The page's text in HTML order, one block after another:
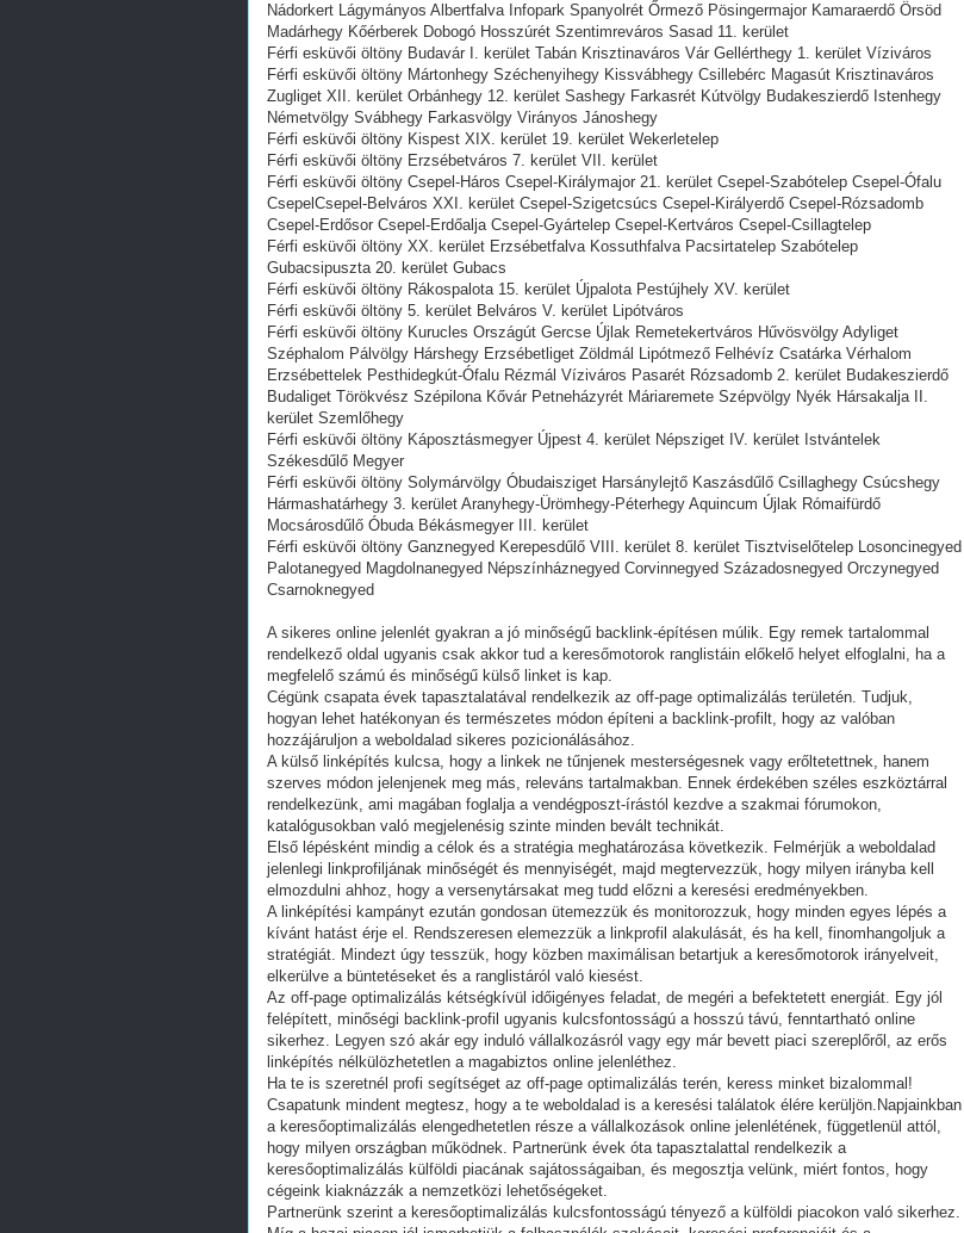
Nádorkert Lágymányos Albertfalva Infopark Spanyolrét Őrmező Pösingermajor Kamaraerdő Örsöd
Madárhegy Kőérberek Dobogó Hosszúrét Szentimreváros Sasad 11. kerület
Férfi esküvői öltöny Budavár I. kerület Tabán Krisztinaváros Vár Gellérthegy 1. kerület Víziváros
Férfi esküvői öltöny Mártonhegy Széchenyihegy Kissvábhegy Csillebérc Magasút Krisztinaváros
Zugliget XII. kerület Orbánhegy 12. kerület Sashegy Farkasrét Kútvölgy Budakeszierdő Istenhegy
Németvölgy Svábhegy Farkasvölgy Virányos Jánoshegy
Férfi esküvői öltöny Kispest XIX. kerület 19. kerület Wekerletelep
Férfi esküvői öltöny Erzsébetváros 7. kerület VII. kerület
Férfi esküvői öltöny Csepel-Háros Csepel-Királymajor 21. kerület Csepel-Szabótelep Csepel-Ófalu
CsepelCsepel-Belváros XXI. kerület Csepel-Szigetcsúcs Csepel-Királyerdő Csepel-Rózsadomb
Csepel-Erdősor Csepel-Erdőalja Csepel-Gyártelep Csepel-Kertváros Csepel-Csillagtelep
Férfi esküvői öltöny XX. kerület Erzsébetfalva Kossuthfalva Pacsirtatelep Szabótelep
Gubacsipuszta 20. kerület Gubacs
Férfi esküvői öltöny Rákospalota 15. kerület Újpalota Pestújhely XV. kerület
Férfi esküvői öltöny 5. kerület Belváros V. kerület Lipótváros
Férfi esküvői öltöny Kurucles Országút Gercse Újlak Remetekertváros Hűvösvölgy Adyliget
Széphalom Pálvölgy Hárshegy Erzsébetliget Zöldmál Lipótmező Felhévíz Csatárka Vérhalom
Erzsébettelek Pesthidegkút-Ófalu Rézmál Víziváros Pasarét Rózsadomb 2. kerület Budakeszierdő
Budaliget Törökvész Szépilona Kővár Petneházyrét Máriaremete Szépvölgy Nyék Hársakalja II.
kerület Szemlőhegy
Férfi esküvői öltöny Káposztásmegyer Újpest 4. kerület Népsziget IV. kerület Istvántelek
Székesdűlő Megyer
Férfi esküvői öltöny Solymárvölgy Óbudaisziget Harsánylejtő Kaszásdűlő Csillaghegy Csúcshegy
Hármashatárhegy 3. kerület Aranyhegy-Ürömhegy-Péterhegy Aquincum Újlak Rómaifürdő
Mocsárosdűlő Óbuda Békásmegyer III. kerület
Férfi esküvői öltöny Ganznegyed Kerepesdűlő VIII. kerület 8. kerület Tisztviselőtelep Losoncinegyed
Palotanegyed Magdolnanegyed Népszínháznegyed Corvinnegyed Századosnegyed Orczynegyed
Csarnoknegyed
A sikeres online jelenlét gyakran a jó minőségű backlink-építésen múlik. Egy remek tartalommal
rendelkező oldal ugyanis csak akkor tud a keresőmotorok ranglistáin előkelő helyet elfoglalni, ha a
megfelelő számú és minőségű külső linket is kap.
Cégünk csapata évek tapasztalatával rendelkezik az off-page optimalizálás területén. Tudjuk,
hogyan lehet hatékonyan és természetes módon építeni a backlink-profilt, hogy az valóban
hozzájáruljon a weboldalad sikeres pozicionálásához.
A külső linképítés kulcsa, hogy a linkek ne tűnjenek mesterségesnek vagy erőltetettnek, hanem
szerves módon jelenjenek meg más, releváns tartalmakban. Ennek érdekében széles eszköztárral
rendelkezünk, ami magában foglalja a vendégposzt-írástól kezdve a szakmai fórumokon,
katalógusokban való megjelenésig szinte minden bevált technikát.
Első lépésként mindig a célok és a stratégia meghatározása következik. Felmérjük a weboldalad
jelenlegi linkprofiljának minőségét és mennyiségét, majd megtervezzük, hogy milyen irányba kell
elmozdulni ahhoz, hogy a versenytársakat meg tudd előzni a keresési eredményekben.
A linképítési kampányt ezután gondosan ütemezzük és monitorozzuk, hogy minden egyes lépés a
kívánt hatást érje el. Rendszeresen elemezzük a linkprofil alakulását, és ha kell, finomhangoljuk a
stratégiát. Mindezt úgy tesszük, hogy közben maximálisan betartjuk a keresőmotorok irányelveit,
elkerülve a büntetéseket és a ranglistáról való kiesést.
Az off-page optimalizálás kétségkívül időigényes feladat, de megéri a befektetett energiát. Egy jól
felépített, minőségi backlink-profil ugyanis kulcsfontosságú a hosszú távú, fenntartható online
sikerhez. Legyen szó akár egy induló vállalkozásról vagy egy már bevett piaci szereplőről, az erős
linképítés nélkülözhetetlen a magabiztos online jelenléthez.
Ha te is szeretnél profi segítséget az off-page optimalizálás terén, keress minket bizalommal!
Csapatunk mindent megtesz, hogy a te weboldalad is a keresési találatok élére kerüljön.Napjainkban
a keresőoptimalizálás elengedhetetlen része a vállalkozások online jelenlétének, függetlenül attól,
hogy milyen országban működnek. Partnerünk évek óta tapasztalattal rendelkezik a
keresőoptimalizálás külföldi piacának sajátosságaiban, és megosztja velünk, miért fontos, hogy
cégeink kiaknázzák a nemzetközi lehetőségeket.
Partnerünk szerint a keresőoptimalizálás kulcsfontosságú tényező a külföldi piacokon való sikerhez.